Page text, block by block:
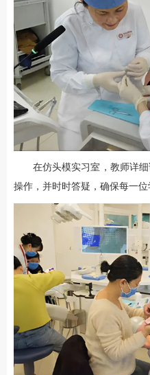
在仿头模实习室，教师详
操作，并时时答疑，确保每一位